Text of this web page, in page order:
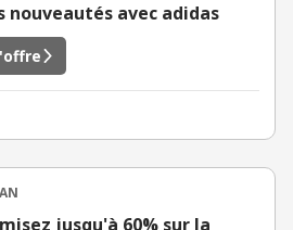
nouveautés avec adidas
jusqu'à 60% sur la